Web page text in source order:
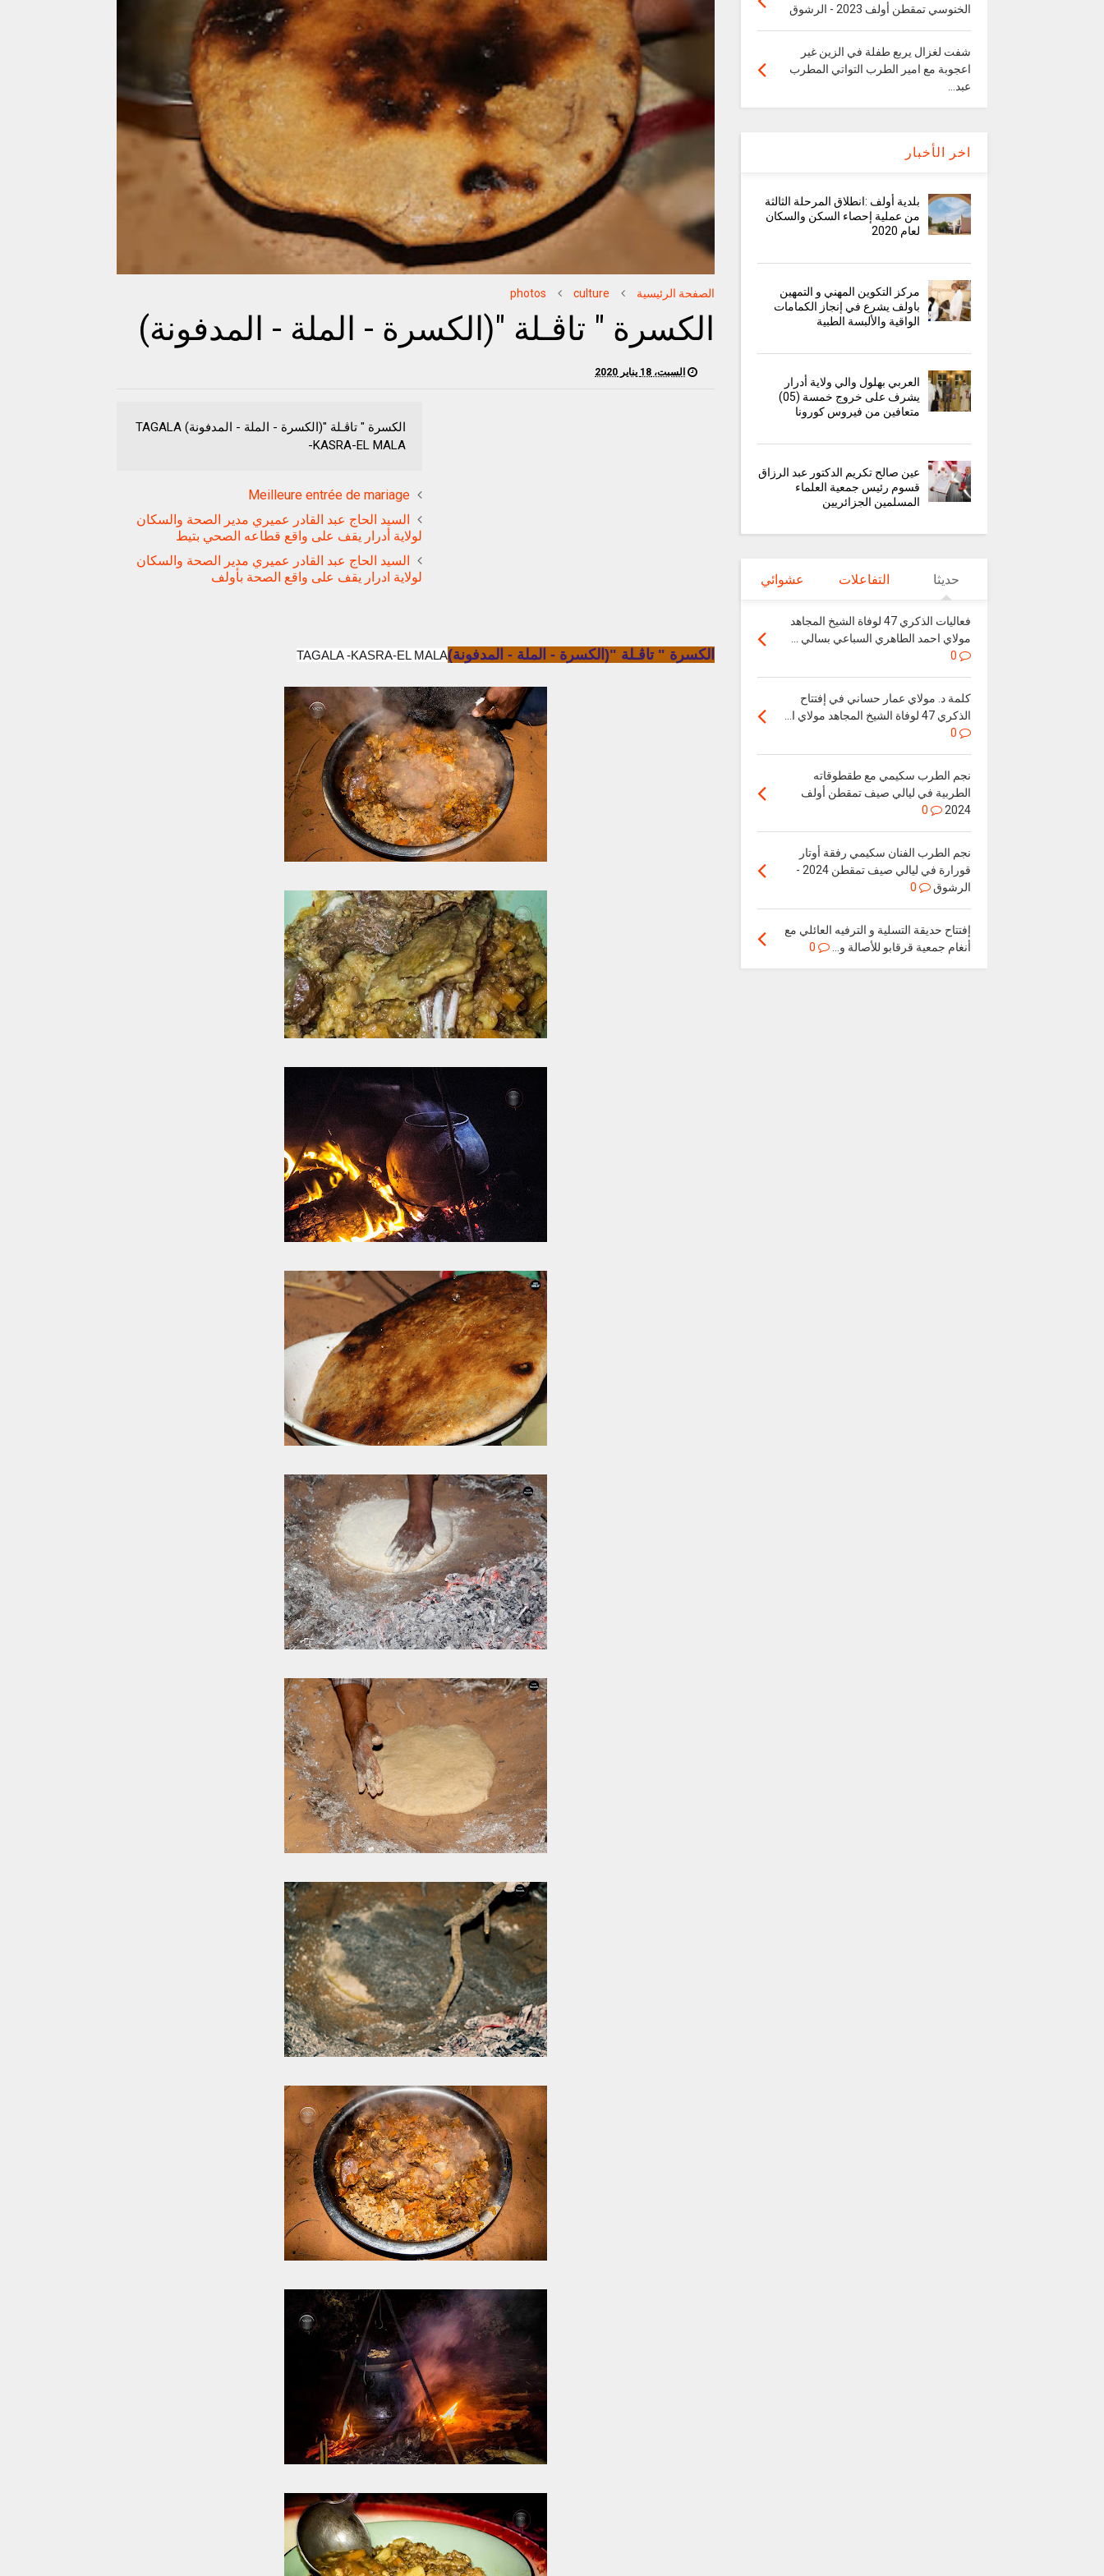
الصفحة الرئيسية culture
photos
الكسرة " تاڤـلة "(الكسرة - الملة - المدفونة)
السبت، 18 يناير 2020
الكسرة " تاڤـلة "(الكسرة - الملة - المدفونة) TAGALA
-KASRA-EL MALA
Meilleure entrée de mariage
السيد الحاج عبد القادر عميري مدير الصحة والسكان
لولاية أدرار يقف على واقع قطاعه الصحي بتيط
السيد الحاج عبد القادر عميري مدير الصحة والسكان
لولاية ادرار يقف على واقع الصحة بأولف
الكسرة " تاڤـلة "(الكسرة - الملة - المدفونة)TAGALA -KASRA-EL MALA
الخنوسي تمقطن أولف 2023 - الرشوق
شفت لغزال يربع طفلة في الزين غير
اعجوبة مع امير الطرب التواتي المطرب
عبد...
اخر الأخبار
بلدية أولف :انطلاق المرحلة الثالثة
من عملية إحصاء السكن والسكان
لعام 2020
مركز التكوين المهني و التمهين
باولف يشرع في إنجاز الكمامات
الواقية والألبسة الطبية
العربي بهلول والي ولاية أدرار
يشرف على خروج خمسة (05)
متعافين من فيروس كورونا
عين صالح تكريم الدكتور عبد الرزاق
قسوم رئيس جمعية العلماء
المسلمين الجزائريين
حديثا التفاعلات عشوائي
فعاليات الذكري 47 لوفاة الشيخ المجاهد
مولاي احمد الطاهري السباعي بسالي ...
كلمة د. مولاي عمار حساني في إفتتاح
الذكري 47 لوفاة الشيخ المجاهد مولاي ا...
نجم الطرب سكيمي مع طقطوقاته
الطربية في ليالي صيف تمقطن أولف
2024
نجم الطرب الفنان سكيمي رفقة أوتار
قورارة في ليالي صيف تمقطن 2024 -
الرشوق
إفتتاح حديقة التسلية و الترفيه العائلي مع
أنغام جمعية قرقابو للأصالة و...